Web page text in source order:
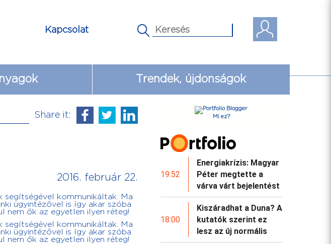
Kapcsolat
Trendek, újdonságok
Share it:
2016. február 22.
kommunikáltak. Ma
ügyintézővel is így akar szóba
nem ők az egyetlen ilyen réteg!
kommunikáltak. Ma
ügyintézővel is így akar szóba
nem ők az egyetlen ilyen réteg!
Mi ez?
19:52
Energiakrízis: Magyar
Péter megtette a
várva várt bejelentést
18:00
Kiszáradhat a Duna? A
kutatók szerint ez
lesz az új normális